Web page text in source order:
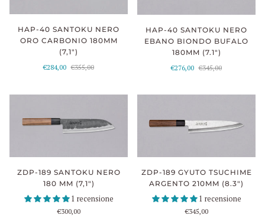
HAP-40 SANTOKU NERO
ORO CARBONIO 180MM
(7,1")
€284,00 €355,00
HAP-40 SANTOKU NERO
EBANO BIONDO BUFALO
180MM (7.1")
€276,00 €345,00
ZDP-189 SANTOKU NERO
180 MM (7,1")
1 recensione
€300,00
ZDP-189 GYUTO TSUCHIME
ARGENTO 210MM (8.3")
1 recensione
€345,00